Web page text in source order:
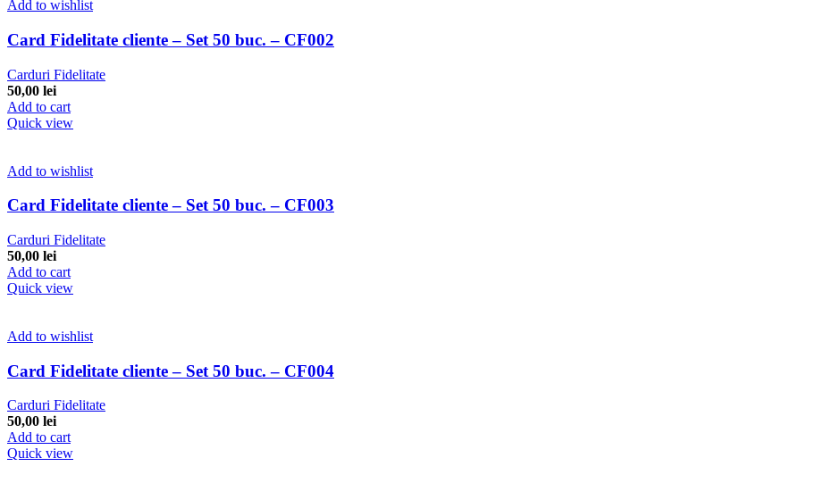
Add to wishlist
Card Fidelitate cliente – Set 50 buc. – CF002
Carduri Fidelitate
50,00 lei
Add to cart
Quick view
Add to wishlist
Card Fidelitate cliente – Set 50 buc. – CF003
Carduri Fidelitate
50,00 lei
Add to cart
Quick view
Add to wishlist
Card Fidelitate cliente – Set 50 buc. – CF004
Carduri Fidelitate
50,00 lei
Add to cart
Quick view